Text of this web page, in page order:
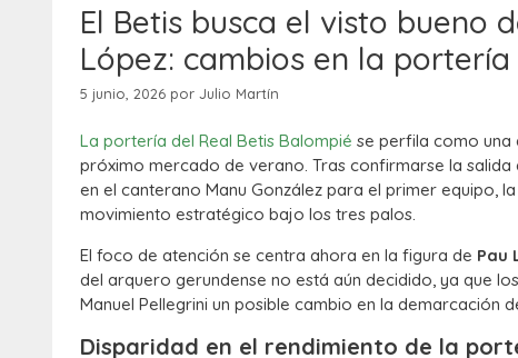
El Betis busca el visto bueno
López: cambios en la portería
5 junio, 2026 por Julio Martín
La portería del Real Betis Balompié se perfila como una
próximo mercado de verano. Tras confirmarse la
en el canterano Manu González para el primer
movimiento estratégico bajo los tres palos.
El foco de atención se centra ahora en la figura de Pau
del arquero gerundense no está aún decidido, ya que
Manuel Pellegrini un posible cambio en la demarcación
Disparidad en el rendimiento de la